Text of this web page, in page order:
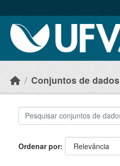
Conjuntos de dados
Ordenar por